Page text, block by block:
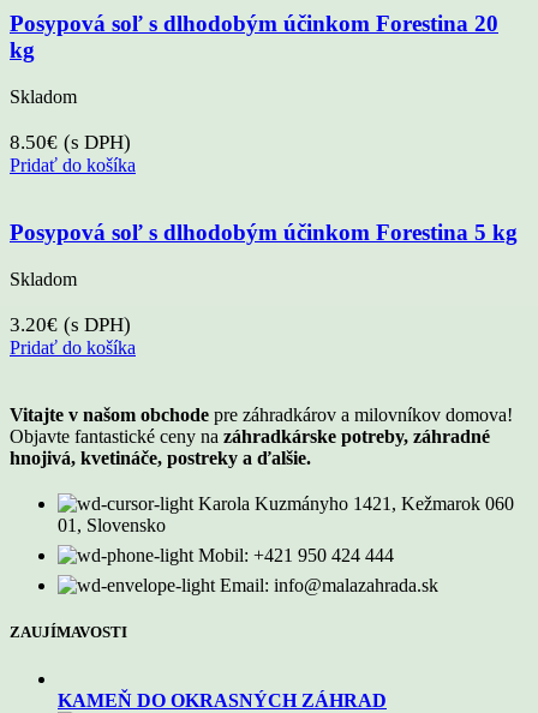
Posypová soľ s dlhodobým účinkom Forestina 20
kg
Skladom
8.50€ (s DPH)
Pridať do košíka
Posypová soľ s dlhodobým účinkom Forestina 5 kg
Skladom
3.20€ (s DPH)
Pridať do košíka
Vitajte v našom obchode pre záhradkárov a milovníkov domova!
Objavte fantastické ceny na záhradkárske potreby, záhradné
hnojivá, kvetináče, postreky a ďalšie.
Karola Kuzmányho 1421, Kežmarok 060
01, Slovensko
Mobil: +421 950 424 444
Email: info@malazahrada.sk
ZAUJÍMAVOSTI
KAMEŇ DO OKRASNÝCH ZÁHRAD